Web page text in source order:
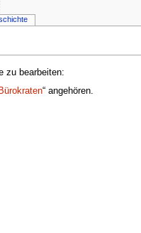
zu bearbeiten:
Bürokraten“ angehören.